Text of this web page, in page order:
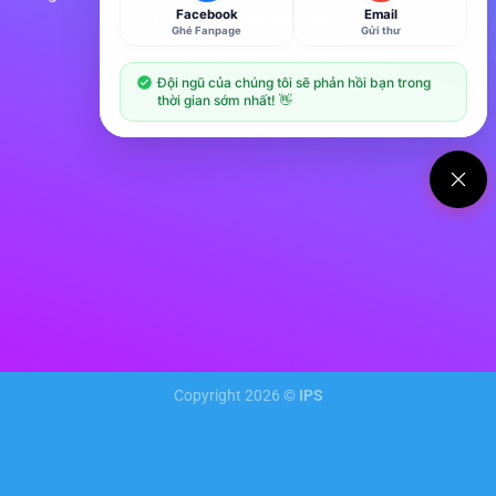
tốt hơn, chuẩn đẹp hơn .
KẾT NỐI FANPAGE
Copyright 2026 © IPS
Facebook
Ghé Fanpage
Email
Gửi thư
Đội ngũ của chúng tôi sẽ phản hồi bạn trong
thời gian sớm nhất! 👋